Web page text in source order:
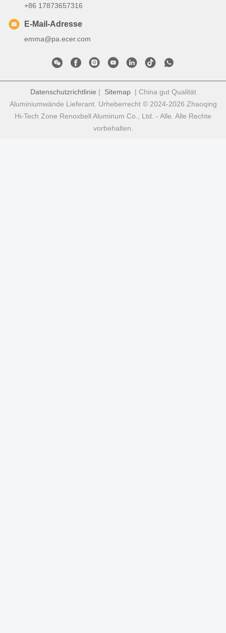
+86 17873657316
E-Mail-Adresse
emma@pa.ecer.com
Datenschutzrichtlinie | Sitemap| China gut Qualität
Aluminiumwände Lieferant. Urheberrecht © 2024-2026 Zhaoqing
Hi-Tech Zone Renoxbell Aluminum Co., Ltd. - Alle. Alle Rechte
vorbehalten.